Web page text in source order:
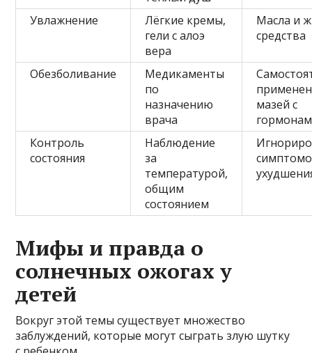
Увлажнение
Лёгкие кремы,
гели с алоэ
вера
Масла и
средства
Обезболивание
Медикаменты
по
назначению
врача
мазей с
Контроль
состояния
Наблюдение
за
температурой,
общим
состоянием
Мифы и правда о
солнечных ожогах у
детей
Вокруг этой темы существует множество
заблуждений, которые могут сыграть злую шутку